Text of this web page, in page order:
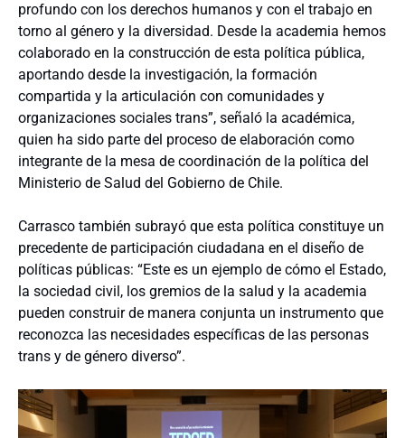
profundo con los derechos humanos y con el trabajo en
torno al género y la diversidad. Desde la academia hemos
colaborado en la construcción de esta política pública,
aportando desde la investigación, la formación
compartida y la articulación con comunidades y
organizaciones sociales trans”, señaló la académica,
quien ha sido parte del proceso de elaboración como
integrante de la mesa de coordinación de la política del
Ministerio de Salud del Gobierno de Chile.
Carrasco también subrayó que esta política constituye un
precedente de participación ciudadana en el diseño de
políticas públicas: “Este es un ejemplo de cómo el Estado,
la sociedad civil, los gremios de la salud y la academia
pueden construir de manera conjunta un instrumento que
reconozca las necesidades específicas de las personas
trans y de género diverso”.